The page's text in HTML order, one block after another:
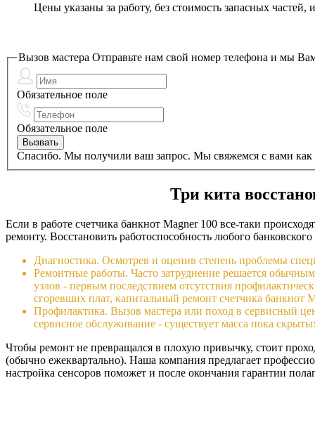
Цены указаны за работу, без стоимость запасных
Вызов мастера Отправьте нам свой номер телефона и мы
Обязательное поле
Обязательное поле
Спасибо. Мы получили ваш запрос. Мы свяжемся с вами как
Три кита
Если в работе счетчика банкнот Magner 100 все-таки
ремонту. Восстановить работоспособность любого
Диагностика. Осмотрев и оценив степень проблемы
Ремонтные работы. Часто затруднение решается
узлов - первым последствием отсутствия
сгоревших плат, капитальный ремонт счетчика
Профилактика. Вызов мастера или поход в сервисный
сервисное обслуживание - существует масса пока
Чтобы ремонт не превращался в плохую привычку, стоит
(обычно ежеквартально). Наша компания предлагает
настройка сенсоров поможет и после окончания гарантии